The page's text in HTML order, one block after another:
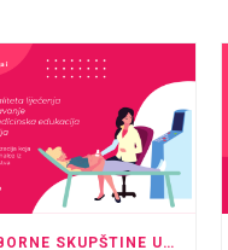
NAJAVA IZBORNE SKUPŠTINE UDRUŽENJA GINEKOLOGA I PERINATOLOGA TK